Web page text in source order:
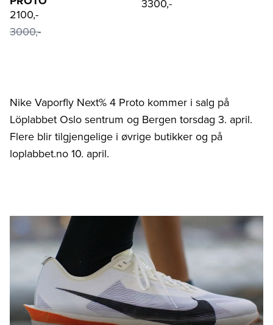
2100,-
3000,-
3300,-
Nike Vaporfly Next% 4 Proto kommer i salg på
Löplabbet Oslo sentrum og Bergen torsdag 3. april.
Flere blir tilgjengelige i øvrige butikker og på
loplabbet.no 10. april.